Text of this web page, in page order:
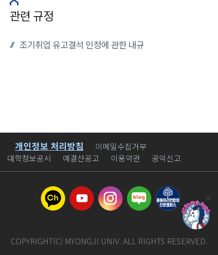
관련 규정
조기취업 유고결석 인정에 관한 내규
바로가기
개인정보 처리방침
이메일수집거부
대학정보공시
예결산공고 이용약관 공익신고
COPYRIGHT(C) MYONGJI UNIV. ALL RIGHTS RESERVED.